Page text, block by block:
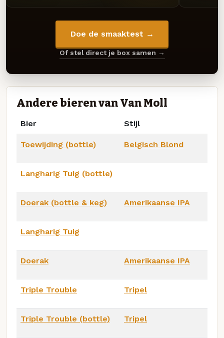
Doe de smaaktest →
Of stel direct je box samen →
Andere bieren van Van Moll
Bier Stijl
Toewijding (bottle) Belgisch Blond
Langharig Tuig (bottle)
Doerak (bottle & keg) Amerikaanse IPA
Langharig Tuig
Doerak Amerikaanse IPA
Triple Trouble Tripel
Triple Trouble (bottle) Tripel